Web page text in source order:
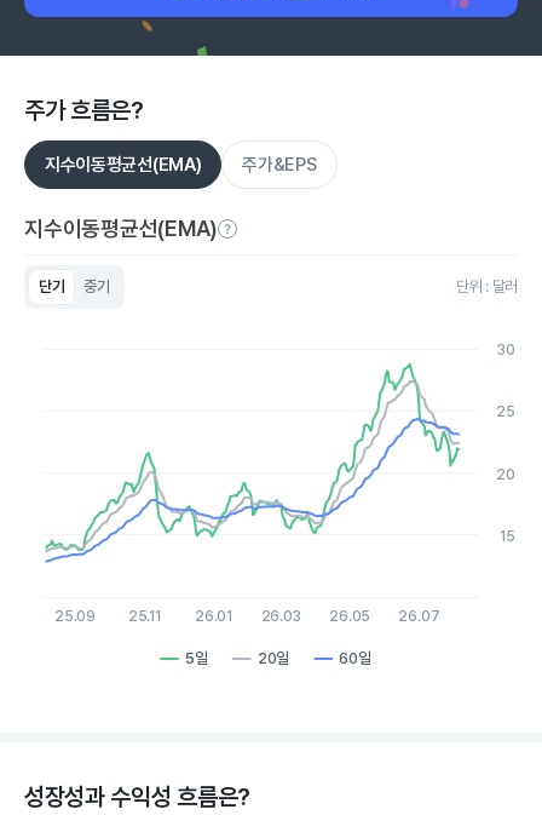
주가 흐름은?
지수이동평균선(EMA) 주가&EPS
지수이동평균선(EMA)
단기 중기 단위 : 달러
The chart has 1 X axis displaying Time. Data ranges from
The chart has 1 Y axis displaying values. Data ranges from
5일 20일 60일
25.09 25.11 26.01 26.03 26.05 26.07
15
20
25
30
성장성과 수익성 흐름은?